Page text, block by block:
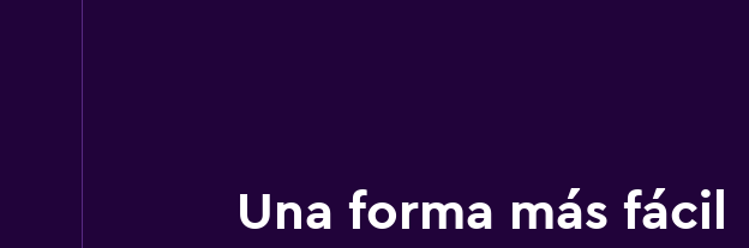
Una forma más fácil